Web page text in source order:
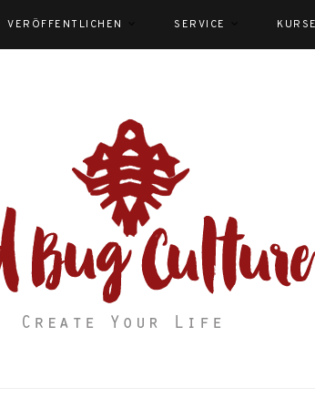
VERÖFFENTLICHEN SERVICE KURSE